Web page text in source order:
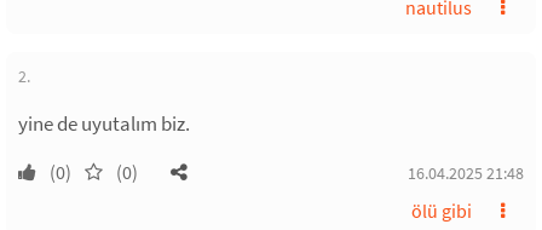
nautilus
2.
yine de uyutalım biz.
(0) (0) 16.04.2025 21:48
ölü gibi